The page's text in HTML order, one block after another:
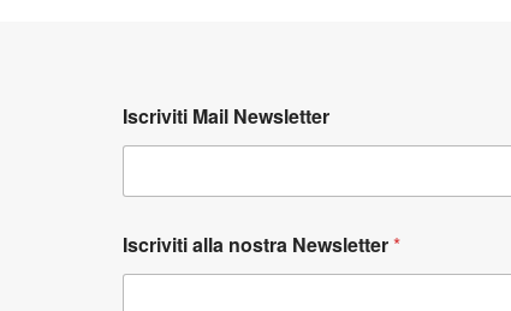
Iscriviti Mail Newsletter
Iscriviti alla nostra Newsletter*